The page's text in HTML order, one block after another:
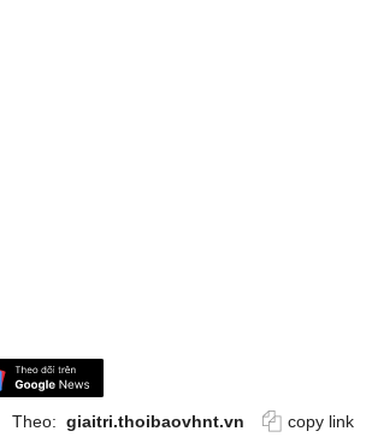
Theo: giaitri.thoibaovhnt.vn copy link